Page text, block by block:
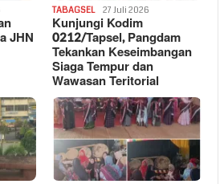
JHN
TABAGSEL 27 Juli 2026
Kunjungi Kodim
0212/Tapsel, Pangdam
Tekankan Keseimbangan
Siaga Tempur dan
Wawasan Teritorial